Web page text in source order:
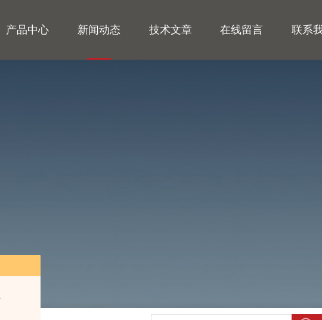
产品中心 新闻动态 技术文章 在线留言 联系